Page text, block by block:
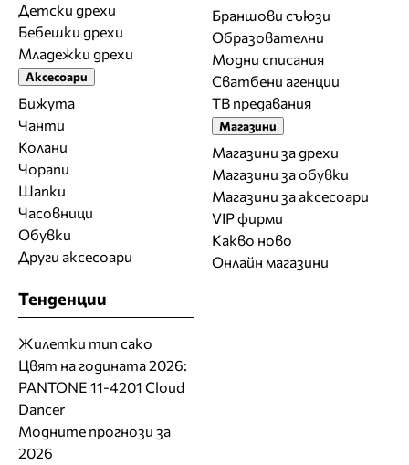
Детски дрехи
Бебешки дрехи
Младежки дрехи
Аксесоари
Бижута
Чанти
Колани
Чорапи
Шапки
Часовници
Обувки
Други аксесоари
Браншови съюзи
Образователни
Модни списания
Сватбени агенции
ТВ предавания
Магазини
Магазини за дрехи
Магазини за обувки
Магазини за aксесоари
VIP фирми
Какво ново
Онлайн магазини
Тенденции
Жилетки тип сако
Цвят на годината 2026:
PANTONE 11-4201 Cloud
Dancer
Модните прогнози за
2026